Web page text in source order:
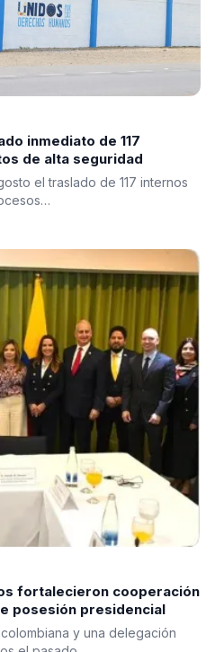
inmediato de 117
de alta seguridad
el traslado de 117 internos
fortalecieron cooperación
posesión presidencial
y una delegación